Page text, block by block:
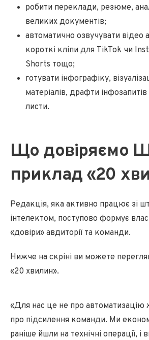
робити переклади, резюме,
великих документів;
автоматично озвучувати відео
короткі кліпи для TikTok чи
Shorts тощо;
готувати інфографіку,
матеріалів, драфти
листи.
Що довіряємо
приклад «20
Редакція, яка активно працює зі
інтелектом, поступово формує
«довіри» авдиторії та команди.
Нижче на скріні ви можете
«20 хвилин».
«Для нас це не про автоматизацію
про підсилення команди. Ми
раніше йшли на технічні операції, і